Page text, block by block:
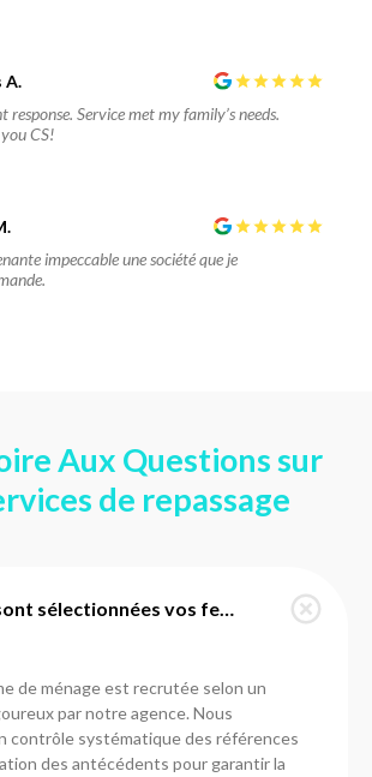
A.
response. Service met my family’s needs.
CS!
impeccable une société que je
Aux Questions sur
de repassage
Comment sont sélectionnées vos femmes de ménage à Bussy-Saint-Georges ?
de ménage est recrutée selon un
par notre agence. Nous
contrôle systématique des références
des antécédents pour garantir la